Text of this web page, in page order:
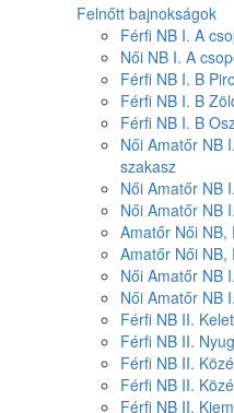
Felnőtt bajnokságok
Férfi NB I. A
Női NB I. A
Férfi NB I. B
Férfi NB I. B
Férfi NB I. B
Női Amatőr NB
szakasz
Női Amatőr NB
Női Amatőr NB
Amatőr Női
Amatőr Női
Női Amatőr NB
Női Amatőr NB
Férfi NB II.
Férfi NB II.
Férfi NB II.
Férfi NB II.
Férfi NB II.